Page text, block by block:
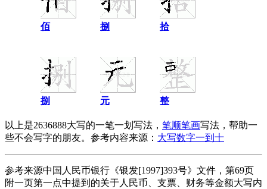
佰 捌 拾
捌 元 整
以上是2636888大写的一笔一划写法， 笔顺笔画写法，帮助一
些不会写字的朋友。参考内容来源： 大写数字一到十
参考来源中国人民币银行《银发[1997]393号》文件，第69页
附一页第一点中提到的关于人民币、支票、财务等金额大写内